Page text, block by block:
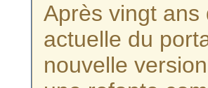
Après vingt ans
actuelle du
nouvelle